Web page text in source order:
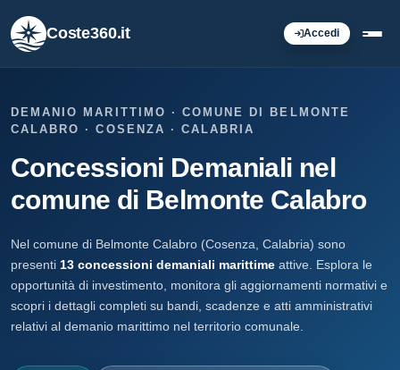
Coste360.it Accedi
DEMANIO MARITTIMO · COMUNE DI BELMONTE
CALABRO · COSENZA · CALABRIA
Concessioni Demaniali nel
comune di Belmonte Calabro
Nel comune di Belmonte Calabro (Cosenza, Calabria) sono
presenti 13 concessioni demaniali marittime attive. Esplora le
opportunità di investimento, monitora gli aggiornamenti normativi e
scopri i dettagli completi su bandi, scadenze e atti amministrativi
relativi al demanio marittimo nel territorio comunale.